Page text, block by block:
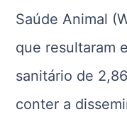
Saúde Animal
que resultaram
sanitário de
conter a